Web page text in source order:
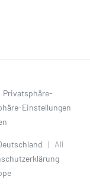
Privatsphäre-
Einstellungen
| All